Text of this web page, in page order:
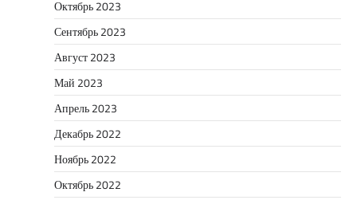
Октябрь 2023
Сентябрь 2023
Август 2023
Май 2023
Апрель 2023
Декабрь 2022
Ноябрь 2022
Октябрь 2022